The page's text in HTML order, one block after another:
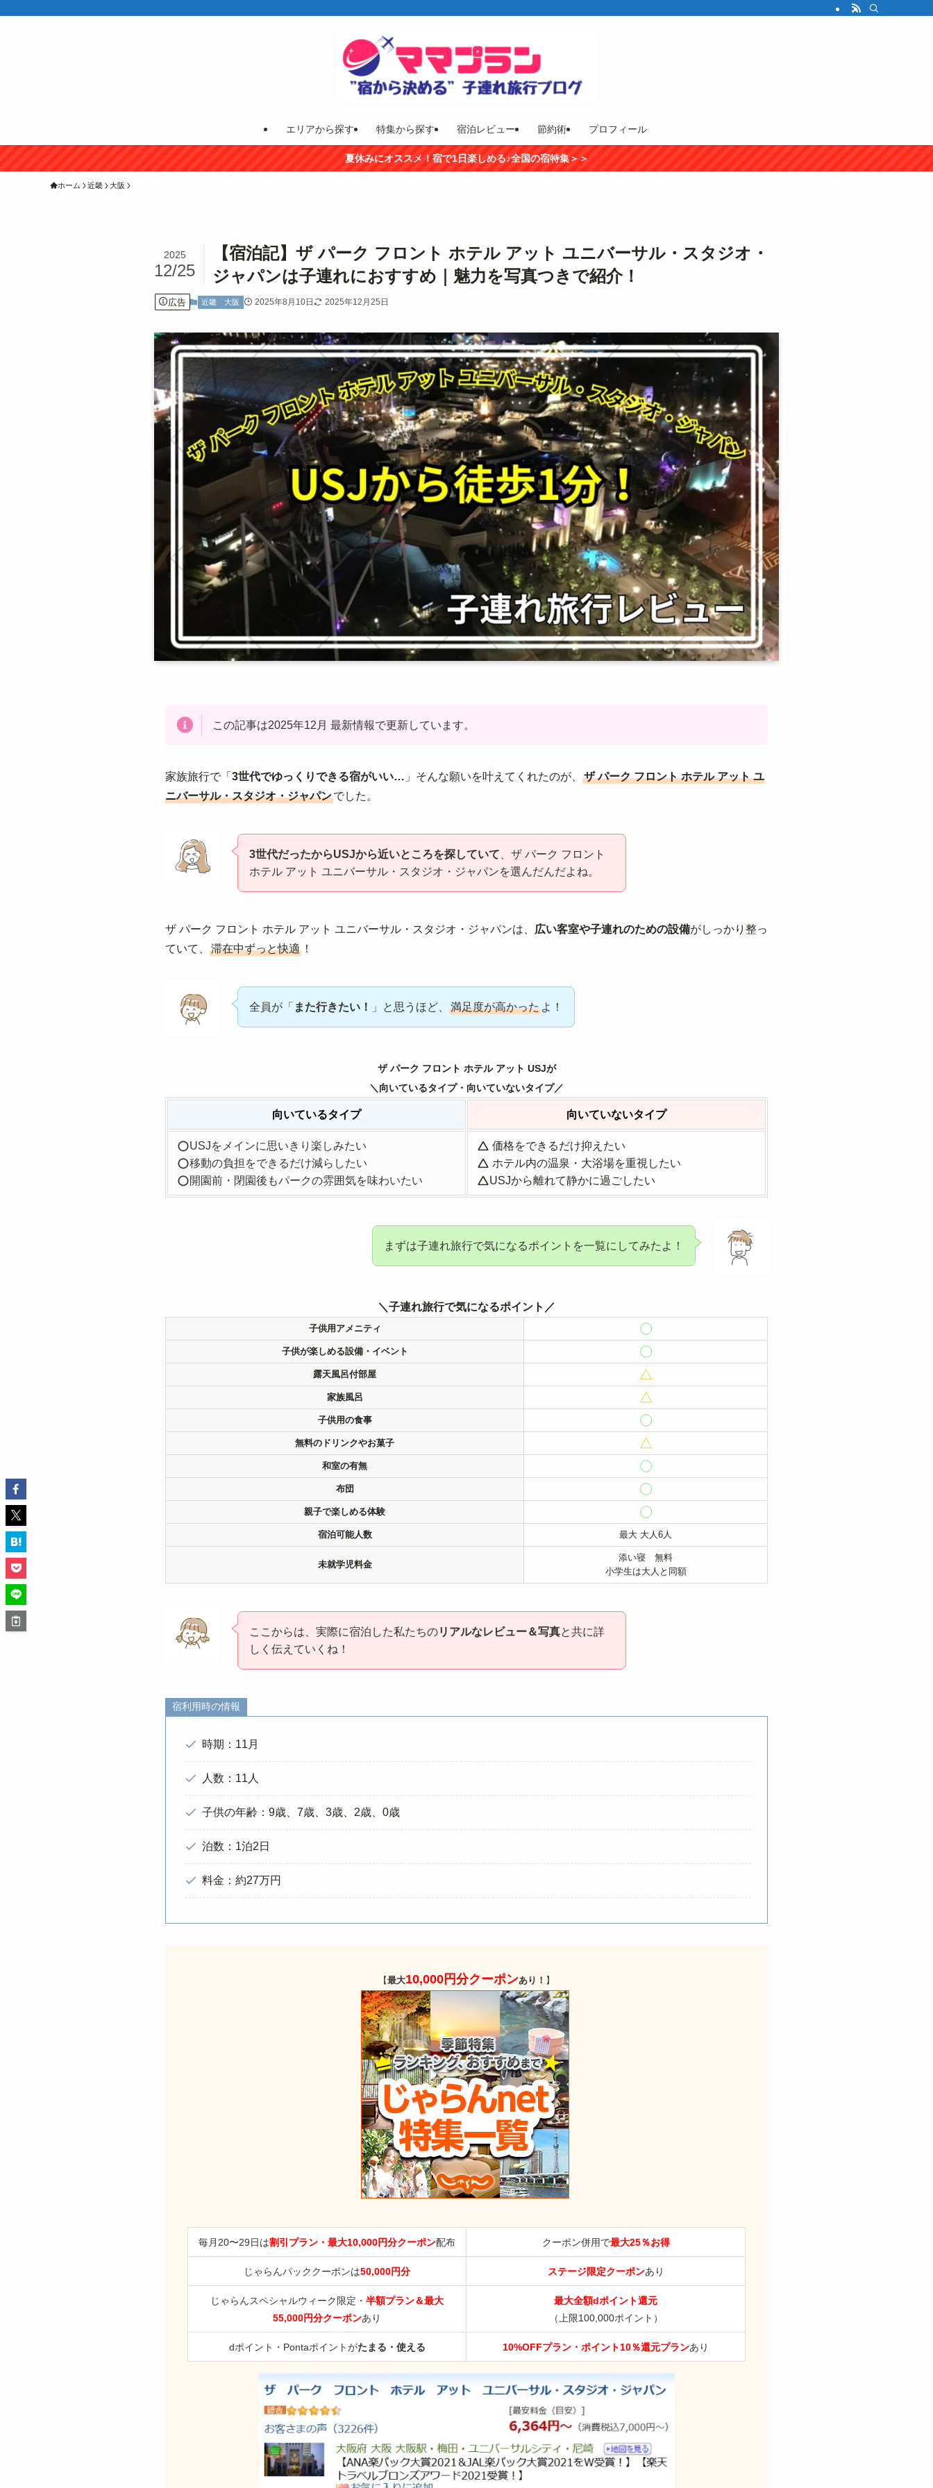
エリアから探す 特集から探す 宿泊レビュー 節約術 プロフィール
夏休みにオススメ！宿で1日楽しめる♪全国の宿特集＞＞
ホーム 近畿 大阪
【宿泊記】ザ パーク フロント ホテル アット ユニバーサル・スタジオ・
ジャパンは子連れにおすすめ｜魅力を写真つきで紹介！
2025
12/25
広告 近畿 大阪 2025年8月10日 2025年12月25日
この記事は2025年12月 最新情報で更新しています。
家族旅行で「 3世代でゆっくりできる宿がいい… 」そんな願いを叶えてくれたのが、
ザ パーク フロント ホテル アット ユ
ニバーサル・スタジオ・ジャパンでした。
3世代だったからUSJから近いところを探していて 、ザ パーク フロント
ホテル アット ユニバーサル・スタジオ・ジャパンを選んだんだよね。
ザ パーク フロント ホテル アット ユニバーサル・スタジオ・ジャパンは、 広い客室や子連れのための設備がしっかり整っ
ていて、
滞在中ずっと快適 ！
全員が「 また行きたい！ 」と思うほど、 満足度が高かった よ！
ザ パーク フロント ホテル アット USJが
＼向いているタイプ・向いていないタイプ／
向いているタイプ 向いていないタイプ
USJをメインに思いきり楽しみたい
移動の負担をできるだけ減らしたい
開園前・閉園後もパークの雰囲気を味わいたい
価格をできるだけ抑えたい
ホテル内の温泉・大浴場を重視したい
USJから離れて静かに過ごしたい
まずは子連れ旅行で気になるポイントを一覧にしてみたよ！
＼子連れ旅行で気になるポイント／
子供用アメニティ
子供が楽しめる設備・イベント
露天風呂付部屋
家族風呂
子供用の食事
無料のドリンクやお菓子
和室の有無
布団
親子で楽しめる体験
宿泊可能人数 最大 大人6人
未就学児料金
添い寝 無料
小学生は大人と同額
ここからは、実際に宿泊した私たちのリアルなレビュー＆写真と共に詳
しく伝えていくね！
宿利用時の情報
時期：11月
人数：11人
子供の年齢：9歳、7歳、3歳、2歳、0歳
泊数：1泊2日
料金：約27万円
【最大10,000円分クーポンあり！ 】
毎月20〜29日は割引プラン・最大10,000円分クーポン配布 クーポン併用で最大25％お得
じゃらんパッククーポンは50,000円分 ステージ限定クーポンあり
じゃらんスペシャルウィーク限定・ 半額プラン＆最大
55,000円分クーポンあり
最大全額dポイント還元
（上限100,000ポイント）
dポイント・Pontaポイントがたまる・使える 10%OFFプラン・ポイント10％還元プランあり